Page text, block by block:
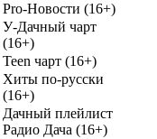
Pro-Новости (16+)
У-Дачный чарт
(16+)
Teen чарт (16+)
Хиты по-русски
(16+)
Дачный плейлист
Радио Дача (16+)